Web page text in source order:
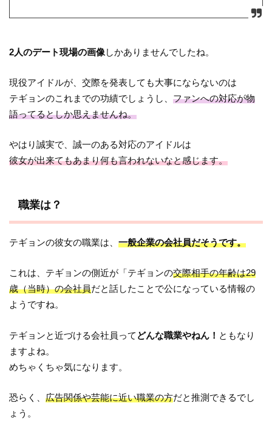
2人のデート現場の画像 しかありませんでしたね。
現役アイドルが、交際を発表しても大事にならないのは
テギョンのこれまでの功績でしょうし、ファンへの対応が物
語ってるとしか思えませんね。
やはり誠実で、誠一のある対応のアイドルは
彼女が出来てもあまり何も言われないなと感じます。
職業は？
テギョンの彼女の職業は、一般企業の会社員だそうです。
これは、テギョンの側近が「テギョンの交際相手の年齢は29
歳（当時）の会社員だと話したことで公になっている情報の
ようですね。
テギョンと近づける会社員って どんな職業やねん！ ともなり
ますよね。
めちゃくちゃ気になります。
恐らく、広告関係や芸能に近い職業の方だと推測できるでし
ょう。